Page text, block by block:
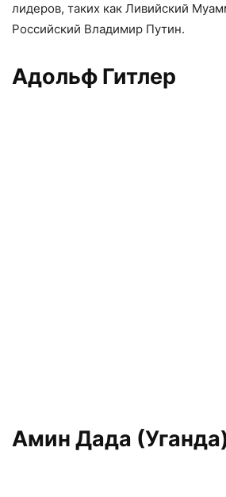
лидеров, таких как Ливийский
Российский Владимир Путин.
Адольф Гитлер
Амин Дада